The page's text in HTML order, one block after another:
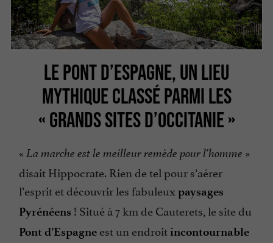
LE PONT D’ESPAGNE, UN LIEU
MYTHIQUE CLASSÉ PARMI LES
« GRANDS SITES D’OCCITANIE »
« La marche est le meilleur remède pour l’homme »
disait Hippocrate. Rien de tel pour s’aérer
l’esprit et découvrir les fabuleux paysages
Pyrénéens ! Situé à 7 km de Cauterets, le site du
Pont d’Espagne est un endroitincontournable